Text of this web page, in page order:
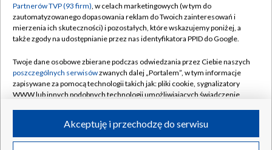
Biuro Reklamy
Oferta Handlowa
Emisja w TVP
Rada Programowa
Ogłoszenia przetargowe
Akademia Telewizyjna
Moje zgody
Biuro reklamy
Kanały
©2026 Telewizja Polska Spółka Akcyjna w likwidacji
Partnerów TVP (93 firm), w celach marketingowych (w tym do
zautomatyzowanego dopasowania reklam do Twoich zainteresowań i
mierzenia ich skuteczności) i pozostałych, które wskazujemy poniżej, a
także zgody na udostępnianie przez nas identyfikatora PPID do Google.
Twoje dane osobowe zbierane podczas odwiedzania przez Ciebie naszych
poszczególnych serwisówzwanych dalej „Portalem”, w tym informacje
zapisywane za pomocą technologii takich jak: pliki cookie, sygnalizatory
WWW lub innych podobnych technologii umożliwiających świadczenie
ruchu w Internecie.Akceptuję i przechodzę do serwisu